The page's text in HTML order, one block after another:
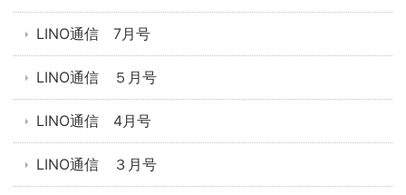
LINO通信 7月号
LINO通信 ５月号
LINO通信 4月号
LINO通信 ３月号